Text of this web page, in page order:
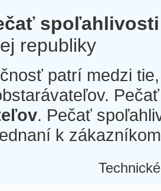
spoľahlivosti
republiky
patrí medzi
. Pečať
k